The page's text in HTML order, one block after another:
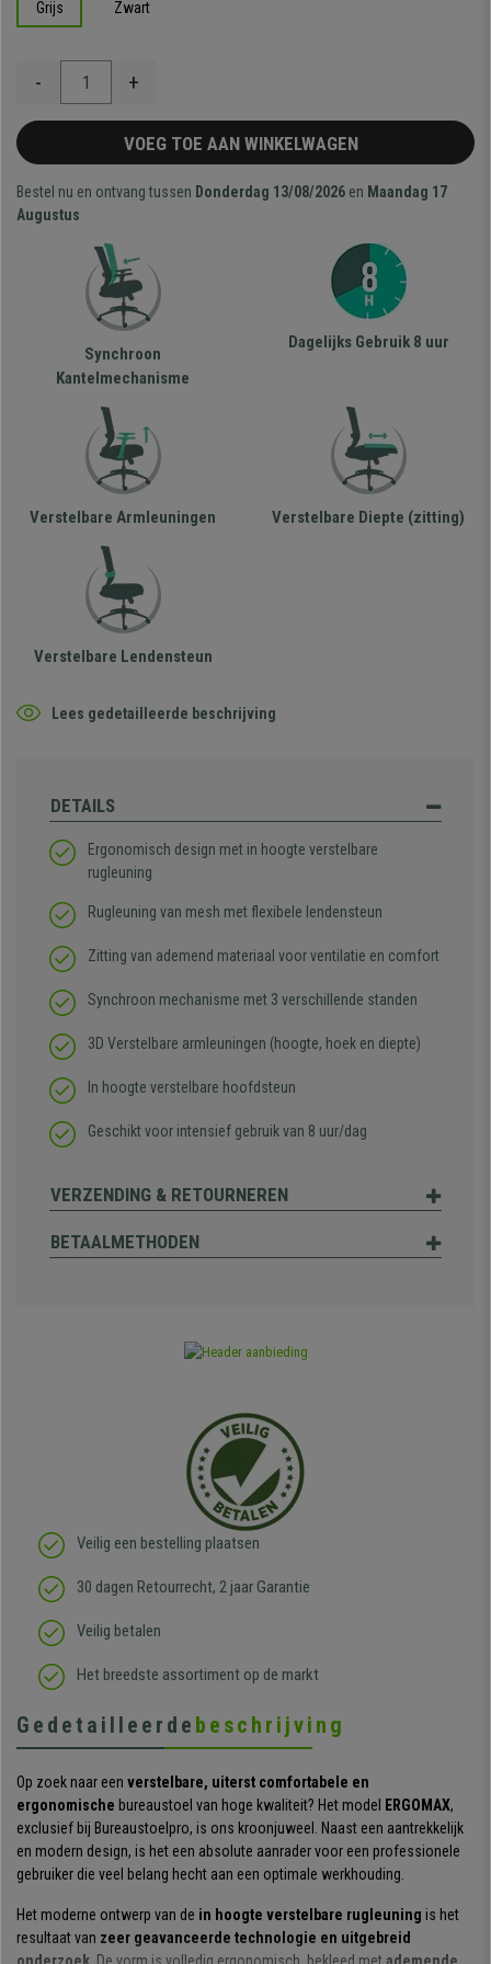
Grijs Zwart
- +
VOEG TOE AAN WINKELWAGEN
Bestel nu en ontvang tussen Donderdag 13/08/2026 en Maandag 17
Augustus
Synchroon
Kantelmechanisme
Dagelijks Gebruik 8 uur
Verstelbare Armleuningen Verstelbare Diepte (zitting)
Verstelbare Lendensteun
Lees gedetailleerde beschrijving
DETAILS
Ergonomisch design met in hoogte verstelbare
rugleuning
Rugleuning van mesh met flexibele lendensteun
Zitting van ademend materiaal voor ventilatie en comfort
Synchroon mechanisme met 3 verschillende standen
3D Verstelbare armleuningen (hoogte, hoek en diepte)
In hoogte verstelbare hoofdsteun
Geschikt voor intensief gebruik van 8 uur/dag
VERZENDING & RETOURNEREN
BETAALMETHODEN
Veilig een bestelling plaatsen
30 dagen Retourrecht, 2 jaar Garantie
Veilig betalen
Het breedste assortiment op de markt
Gedetailleerde beschrijving
Op zoek naar een verstelbare, uiterst comfortabele en
ergonomische bureaustoel van hoge kwaliteit? Het model ERGOMAX,
exclusief bij Bureaustoelpro, is ons kroonjuweel. Naast een aantrekkelijk
en modern design, is het een absolute aanrader voor een professionele
gebruiker die veel belang hecht aan een optimale werkhouding.
Het moderne ontwerp van de in hoogte verstelbare rugleuning is het
resultaat van zeer geavanceerde technologie en uitgebreid